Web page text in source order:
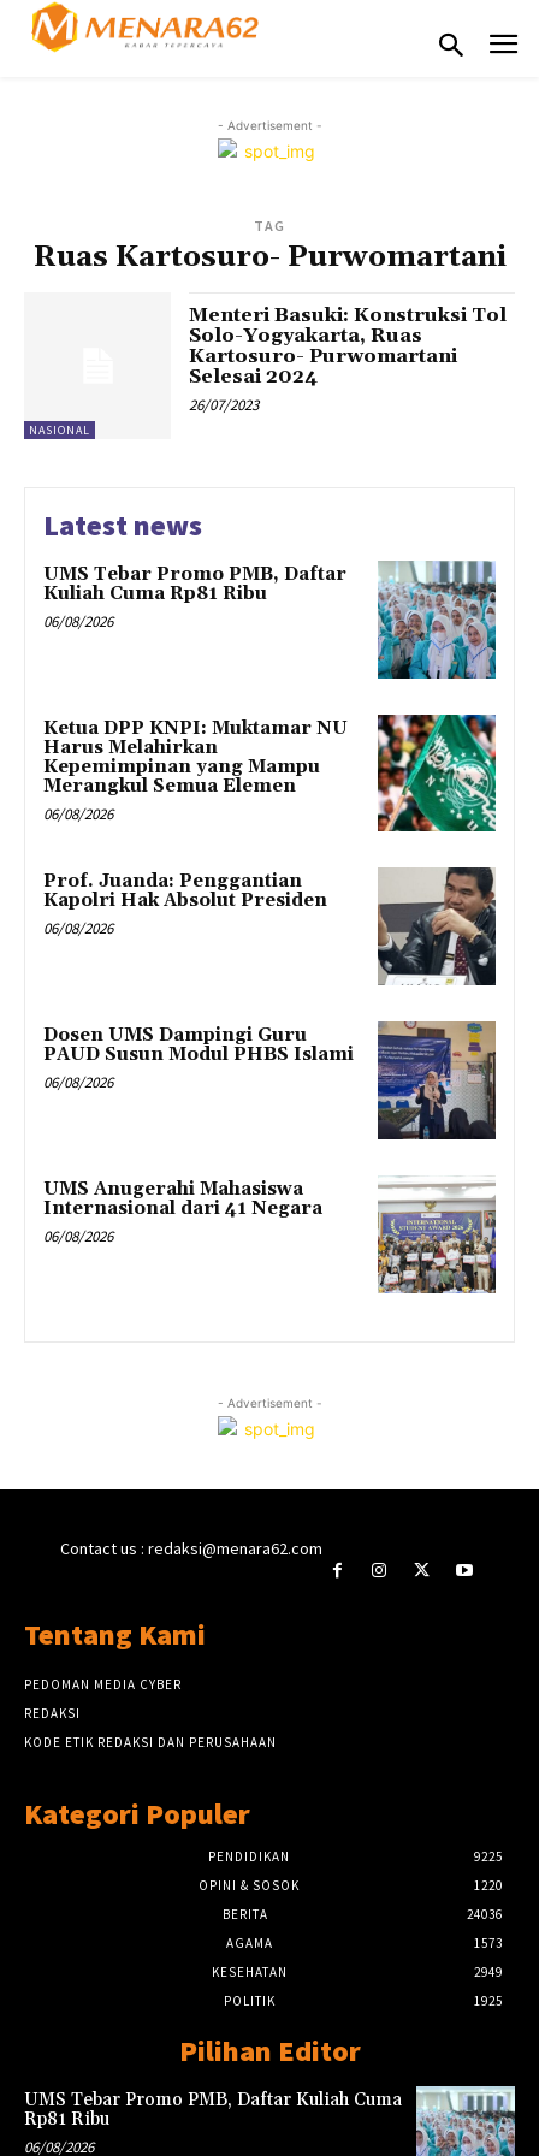
- Advertisement -
TAG
Ruas Kartosuro- Purwomartani
NASIONAL
Menteri Basuki: Konstruksi Tol
Solo-Yogyakarta, Ruas
Kartosuro- Purwomartani
Selesai 2024
26/07/2023
Latest news
UMS Tebar Promo PMB, Daftar
Kuliah Cuma Rp81 Ribu
06/08/2026
Ketua DPP KNPI: Muktamar NU
Harus Melahirkan
Kepemimpinan yang Mampu
Merangkul Semua Elemen
06/08/2026
Prof. Juanda: Penggantian
Kapolri Hak Absolut Presiden
06/08/2026
Dosen UMS Dampingi Guru
PAUD Susun Modul PHBS Islami
06/08/2026
UMS Anugerahi Mahasiswa
Internasional dari 41 Negara
06/08/2026
- Advertisement -
Contact us : redaksi@menara62.com
Tentang Kami
PEDOMAN MEDIA CYBER
REDAKSI
KODE ETIK REDAKSI DAN PERUSAHAAN
Kategori Populer
PENDIDIKAN
9225
OPINI & SOSOK
1220
BERITA
24036
AGAMA
1573
KESEHATAN
2949
POLITIK
1925
Pilihan Editor
UMS Tebar Promo PMB, Daftar Kuliah Cuma
Rp81 Ribu
06/08/2026